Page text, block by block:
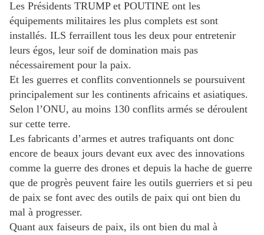
Les Présidents TRUMP et POUTINE ont les
équipements militaires les plus complets est sont
installés. ILS ferraillent tous les deux pour entretenir
leurs égos, leur soif de domination mais pas
nécessairement pour la paix.
Et les guerres et conflits conventionnels se poursuivent
principalement sur les continents africains et asiatiques.
Selon l’ONU, au moins 130 conflits armés se déroulent
sur cette terre.
Les fabricants d’armes et autres trafiquants ont donc
encore de beaux jours devant eux avec des innovations
comme la guerre des drones et depuis la hache de guerre
que de progrès peuvent faire les outils guerriers et si peu
de paix se font avec des outils de paix qui ont bien du
mal à progresser.
Quant aux faiseurs de paix, ils ont bien du mal à